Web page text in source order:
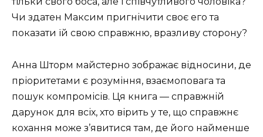
Чи здатен Максим пригнічити своє его та
показати їй свою справжню, вразливу сторону?
Анна Шторм майстерно зображає відносини, де
пріоритетами є розуміння, взаємоповага та
пошук компромісів. Ця книга — справжній
дарунок для всіх, хто вірить у те, що справжнє
кохання може з’явитися там, де його найменше